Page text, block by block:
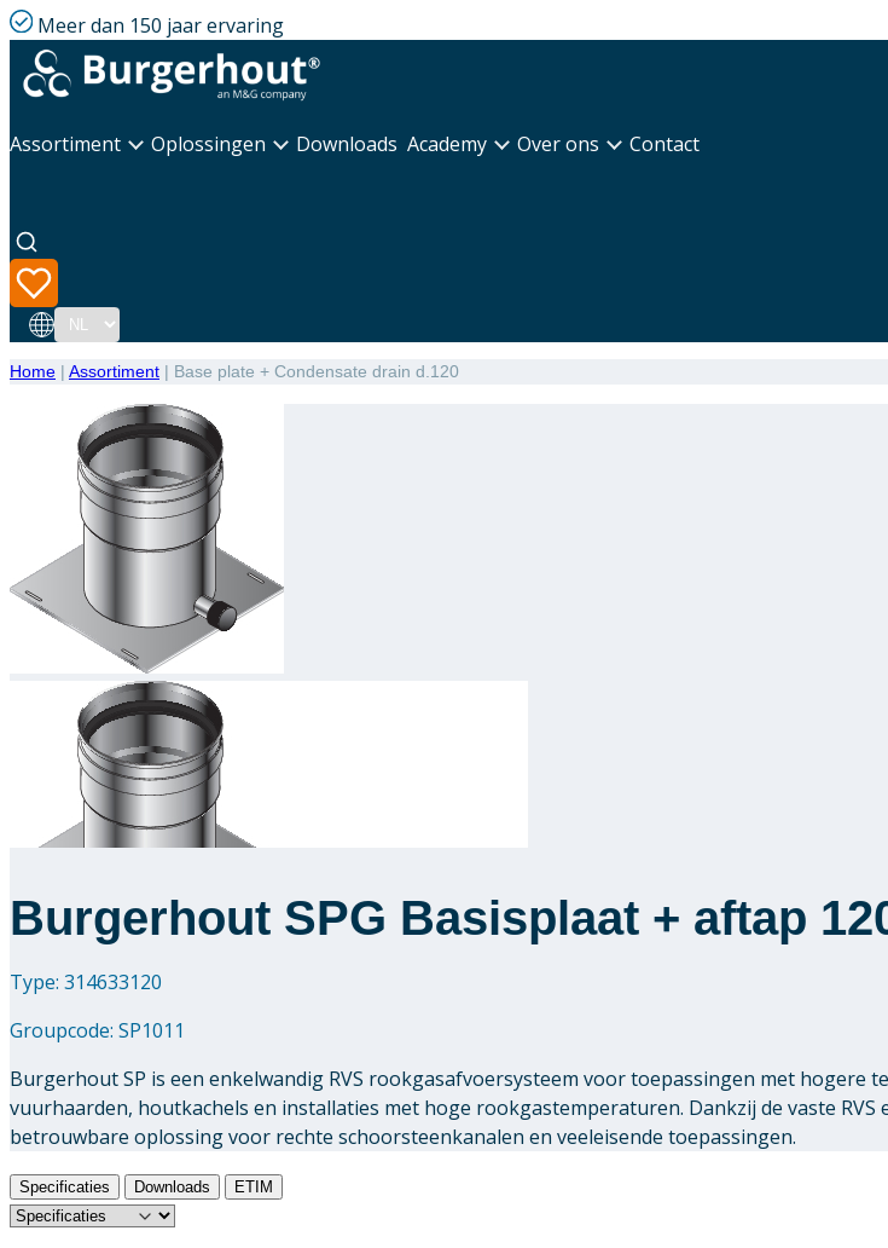
Meer dan 150 jaar ervaring
Assortiment Oplossingen Downloads Academy Over ons Contact
Taal
Home | Assortiment | Base plate + Condensate drain d.120
Burgerhout SPG Basisplaat + aftap
Type: 314633120
Groupcode: SP1011
Burgerhout SP is een enkelwandig RVS rookgasafvoersysteem voor toepassingen met
vuurhaarden, houtkachels en installaties met hoge rookgastemperaturen. Dankzij de vaste
betrouwbare oplossing voor rechte schoorsteenkanalen en veeleisende toepassingen.
Specificaties Downloads ETIM